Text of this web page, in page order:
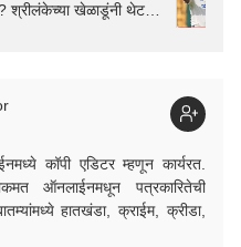
श्रीलंकेच्या खेळाडूंनी थेट
कॉपी एडिटर म्हणून कार्यरत.
ऑनलाईनमधून पत्रकारितेची
हातखंडा, क्राईम, क्रीडा,